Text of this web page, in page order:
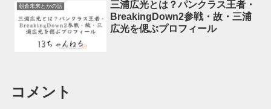
朝倉未来とかの話
三浦広光とは？パンクラス王者・
BreakingDown2参戦・故・三浦
広光を偲ぶプロフィール
コメント